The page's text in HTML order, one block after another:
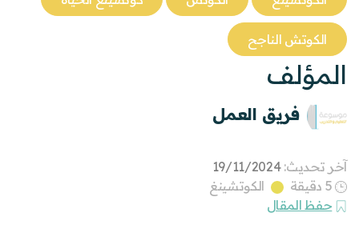
الكوتش الناجح
المؤلف
فريق العمل
آخر تحديث:19/11/2024
5 دقيقة
الكوتشينغ
حفظ المقال